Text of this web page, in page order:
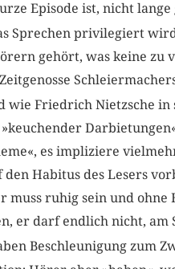
Episode ist, nicht
Sprechen privilegiert
gehört, was keine zu
wie Friedrich Nietzsche
es impliziere
Habitus des Lesers
ruhig sein und ohne
er darf endlich nicht, am
Beschleunigung zum